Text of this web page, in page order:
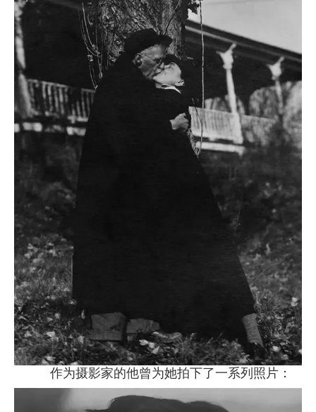
作为摄影家的他曾为她拍下了一系列照片：